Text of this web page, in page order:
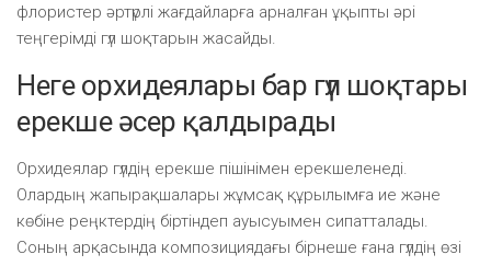
флористер әртүрлі жағдайларға арналған ұқыпты әрі
теңгерімді гүл шоқтарын жасайды.
Неге орхидеялары бар гүл шоқтары
ерекше әсер қалдырады
Орхидеялар гүлдің ерекше пішінімен ерекшеленеді.
Олардың жапырақшалары жұмсақ құрылымға ие және
көбіне реңктердің біртіндеп ауысуымен сипатталады.
Соның арқасында композициядағы бірнеше ғана гүлдің өзі